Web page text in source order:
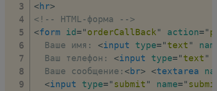
<hr>
<!-- HTML-форма -->
<form id="orderCallBack" action="
  Ваше имя:
<input type="text "
  Ваш телефон:
<input type="text "
  Ваше сообщение:
<br> <textarea
<input type=" submit " name="